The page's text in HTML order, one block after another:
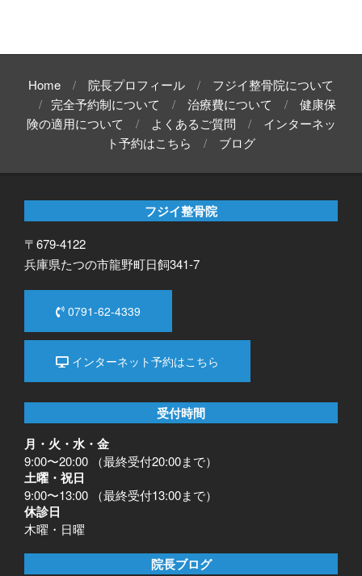
Home 院長プロフィール
フジイ整骨院について
完全予約制について
治療費について
健康保
険の適用について
よくあるご質問
インターネッ
ト予約はこちら
ブログ
フジイ整骨院
〒679-4122
兵庫県たつの市龍野町日飼341-7
0791-62-4339
インターネット予約はこちら
受付時間
月・火・水・金
9:00〜20:00 （最終受付20:00まで）
土曜・祝日
9:00〜13:00 （最終受付13:00まで）
休診日
木曜・日曜
院長ブログ